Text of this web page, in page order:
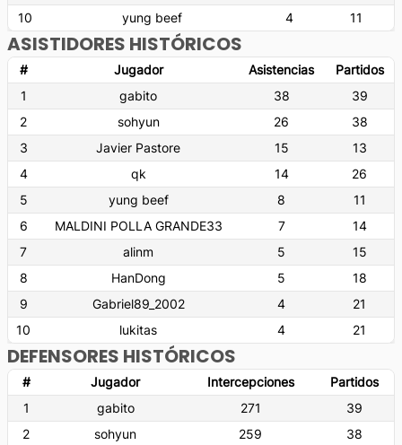
10
yung beef 4 11
ASISTIDORES HISTÓRICOS
# Jugador Asistencias
Partidos
1
gabito 38
39
2
sohyun 26
38
3
Javier Pastore 15
13
4
qk 14
26
5
yung beef 8
11
6
MALDINI POLLA GRANDE33 7
14
7
alinm 5
15
8
HanDong 5
18
9
Gabriel89_2002 4
21
10
lukitas 4 21
DEFENSORES HISTÓRICOS
# Jugador Intercepciones
Partidos
1
gabito 271
39
2
sohyun 259
38